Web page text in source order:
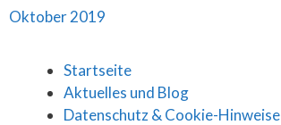
Oktober 2019
Startseite
Aktuelles und Blog
Datenschutz & Cookie-Hinweise